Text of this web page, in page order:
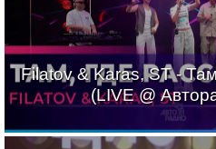
Filatov & Karas, ST -
(LIVE @